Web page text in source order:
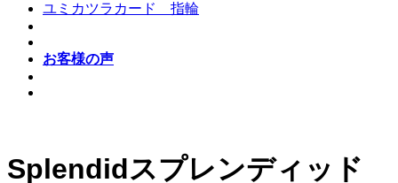
ユミカツラカード 指輪
お客様の声
Splendidスプレンディッド